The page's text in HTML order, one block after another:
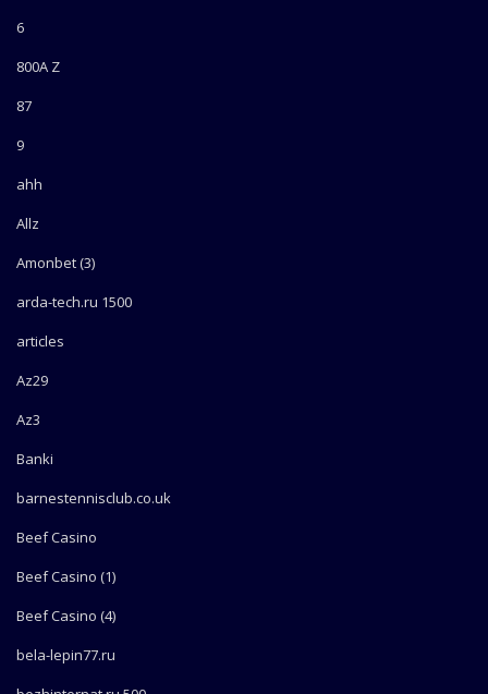
6
800A Z
87
9
ahh
Allz
Amonbet (3)
arda-tech.ru 1500
articles
Az29
Az3
Banki
barnestennisclub.co.uk
Beef Casino
Beef Casino (1)
Beef Casino (4)
bela-lepin77.ru